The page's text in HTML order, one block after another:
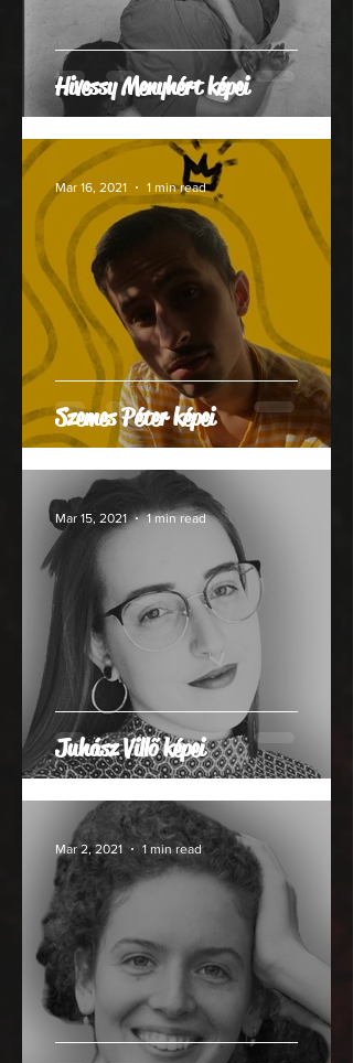
Hivessy Menyhért képei
Szemes Péter képei
Mar 16, 2021 1 min read
Juhász Villő képei
Mar 15, 2021 1 min read
Mar 2, 2021 1 min read